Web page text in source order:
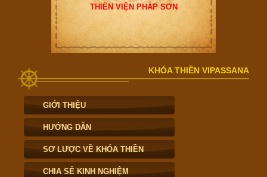
THIỀN VIỆN PHÁP SƠN
KHÓA THIỀN VIPASSANA
GIỚI THIỆU
HƯỚNG DẪN
SƠ LƯỢC VỀ KHÓA THIỀN
CHIA SẺ KINH NGHIỆM